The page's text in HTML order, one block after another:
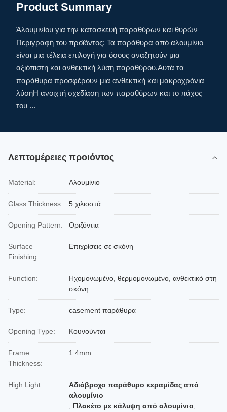
Product Summary
Άλουμινίου για την κατασκευή παραθύρων και θυρών
Περιγραφή του προϊόντος: Τα παράθυρα από αλουμίνιο
είναι μια τέλεια επιλογή για όσους αναζητούν μια
αξιόπιστη και ανθεκτική λύση παραθύρου.Αυτά τα
παράθυρα προσφέρουν μια ανθεκτική και μακροχρόνια
λύσηΗ ανοιχτή σχεδίαση των παραθύρων και το πάχος
του ...
Λεπτομέρειες προιόντος
Material: Αλουμίνιο
Glass Thickness: 5 χιλιοστά
Opening Pattern: Οριζόντια
Surface
Finishing:
Επιχρίσεις σε σκόνη
Function:
Ηχομονωμένο, θερμομονωμένο, ανθεκτικό στη
σκόνη
Type: casement παράθυρα
Opening Type: Κουνούνται
Frame
Thickness:
1.4mm
High Light:
Αδιάβροχο παράθυρο κεραμίδας από
αλουμίνιο
Πλακέτο με κάλυψη από αλουμίνιο